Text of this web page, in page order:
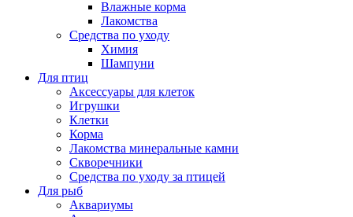
Влажные корма
Лакомства
Средства по уходу
Химия
Шампуни
Для птиц
Аксессуары для клеток
Игрушки
Клетки
Корма
Лакомства минеральные камни
Скворечники
Средства по уходу за птицей
Для рыб
Аквариумы